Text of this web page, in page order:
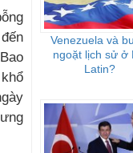
Venezuela và
ngoặt lịch sử ở
Latin?